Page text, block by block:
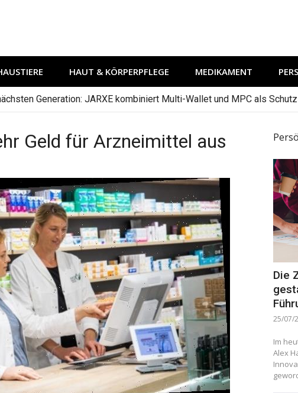
HAUT & KÖRPERPFLEGE MEDIKAMENT
Generation: JARXE kombiniert Multi-Wallet und MPC als
Geld für Arzneimittel aus
Die
25/07/
Im
Alex